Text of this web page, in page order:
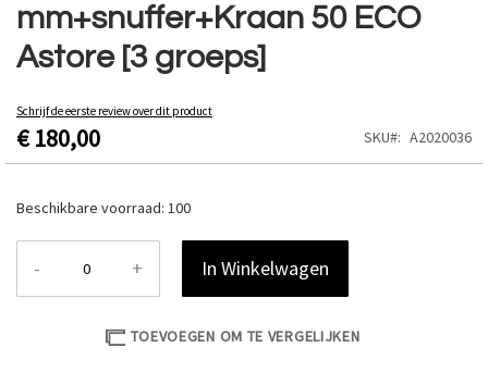
mm+snuffer+Kraan 50 ECO
Astore [3 groeps]
Schrijf de eerste review over dit product
€ 180,00 SKU A2020036
Beschikbare voorraad: 100
- + In Winkelwagen
TOEVOEGEN OM TE VERGELIJKEN
begin
van
de